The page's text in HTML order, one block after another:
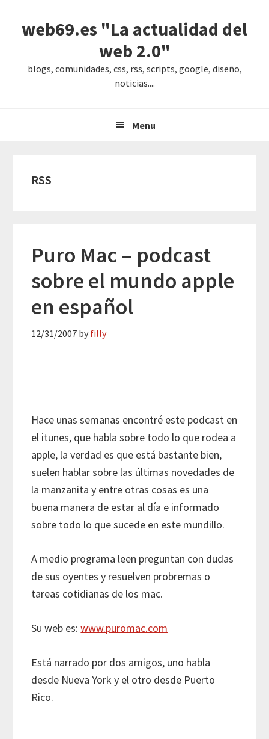
web69.es "La actualidad del
web 2.0"
blogs, comunidades, css, rss, scripts, google, diseño,
noticias....
Menu
RSS
Puro Mac – podcast
sobre el mundo apple
en español
12/31/2007 by filly
Hace unas semanas encontré este podcast en
el itunes, que habla sobre todo lo que rodea a
apple, la verdad es que está bastante bien,
suelen hablar sobre las últimas novedades de
la manzanita y entre otras cosas es una
buena manera de estar al día e informado
sobre todo lo que sucede en este mundillo.
A medio programa leen preguntan con dudas
de sus oyentes y resuelven probremas o
tareas cotidianas de los mac.
Su web es:www.puromac.com
Está narrado por dos amigos, uno habla
desde Nueva York y el otro desde Puerto
Rico.